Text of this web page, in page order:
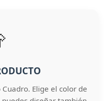
Elige el color de